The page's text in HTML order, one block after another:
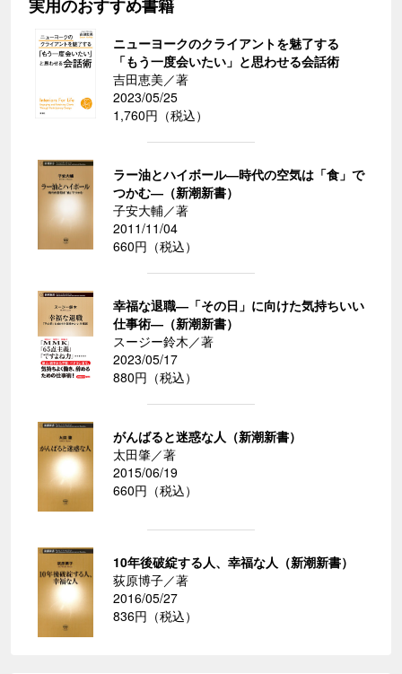
実用のおすすめ書籍
ニューヨークのクライアントを魅了する
「もう一度会いたい」と思わせる会話術
吉田恵美／著
2023/05/25
1,760円（税込）
ラー油とハイボール―時代の空気は「食」で
つかむ―（新潮新書）
子安大輔／著
2011/11/04
660円（税込）
幸福な退職―「その日」に向けた気持ちいい
仕事術―（新潮新書）
スージー鈴木／著
2023/05/17
880円（税込）
がんばると迷惑な人（新潮新書）
太田肇／著
2015/06/19
660円（税込）
10年後破綻する人、幸福な人（新潮新書）
荻原博子／著
2016/05/27
836円（税込）